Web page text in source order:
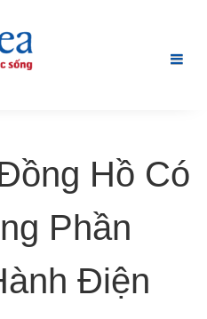
Hồ Có
Phần
Điện